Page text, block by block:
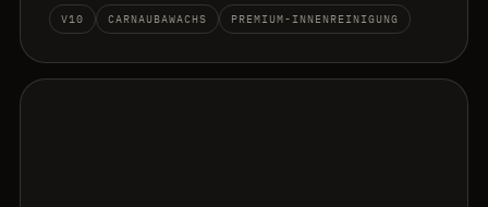
V10 CARNAUBAWACHS PREMIUM-INNENREINIGUNG